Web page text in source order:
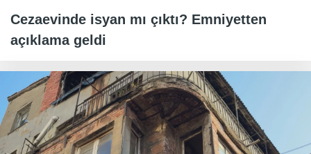
Cezaevinde isyan mı çıktı? Emniyetten
açıklama geldi